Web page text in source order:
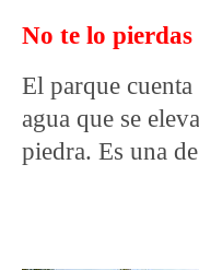
No te lo pierdas
El parque
agua que se
piedra. Es una